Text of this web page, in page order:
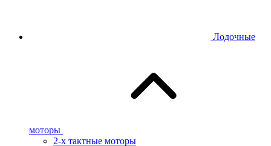
Лодочные
моторы
2-х тактные моторы